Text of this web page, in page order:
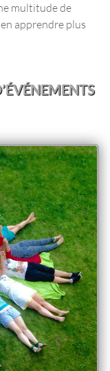
multitude de
apprendre plus